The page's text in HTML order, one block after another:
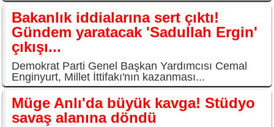
Bakanlık iddialarına sert çıktı!
Gündem yaratacak 'Sadullah Ergin'
çıkışı...
Demokrat Parti Genel Başkan Yardımcısı Cemal
Enginyurt, Millet İttifakı'nın kazanması...
Müge Anlı'da büyük kavga! Stüdyo
savaş alanına döndü